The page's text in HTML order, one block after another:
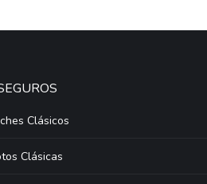
Clásicos
Clásicas